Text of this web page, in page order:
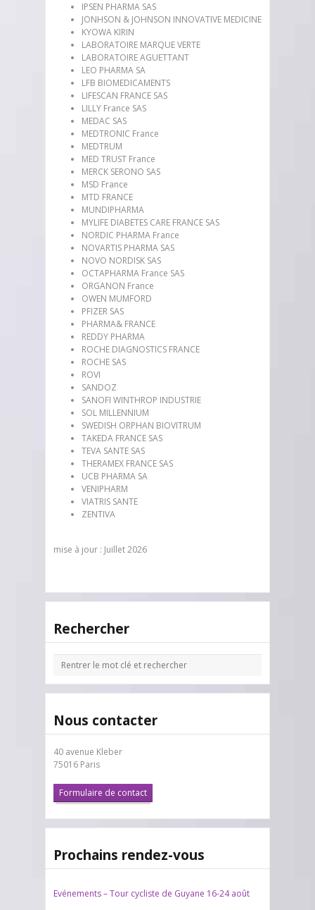
IPSEN PHARMA SAS
JONHSON & JOHNSON INNOVATIVE MEDICINE
KYOWA KIRIN
LABORATOIRE MARQUE VERTE
LABORATOIRE AGUETTANT
LEO PHARMA SA
LFB BIOMEDICAMENTS
LIFESCAN FRANCE SAS
LILLY France SAS
MEDAC SAS
MEDTRONIC France
MEDTRUM
MED TRUST France
MERCK SERONO SAS
MSD France
MTD FRANCE
MUNDIPHARMA
MYLIFE DIABETES CARE FRANCE SAS
NORDIC PHARMA France
NOVARTIS PHARMA SAS
NOVO NORDISK SAS
OCTAPHARMA France SAS
ORGANON France
OWEN MUMFORD
PFIZER SAS
PHARMA& FRANCE
REDDY PHARMA
ROCHE DIAGNOSTICS FRANCE
ROCHE SAS
ROVI
SANDOZ
SANOFI WINTHROP INDUSTRIE
SOL MILLENNIUM
SWEDISH ORPHAN BIOVITRUM
TAKEDA FRANCE SAS
TEVA SANTE SAS
THERAMEX FRANCE SAS
UCB PHARMA SA
VENIPHARM
VIATRIS SANTE
ZENTIVA
mise à jour : Juillet 2026
Rechercher
Nous contacter
40 avenue Kleber
75016 Paris
Formulaire de contact
Prochains rendez-vous
Evénements – Tour cycliste de Guyane 16-24 août